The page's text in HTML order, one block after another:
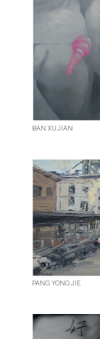
BAN XUJIAN
PANG YONGJIE